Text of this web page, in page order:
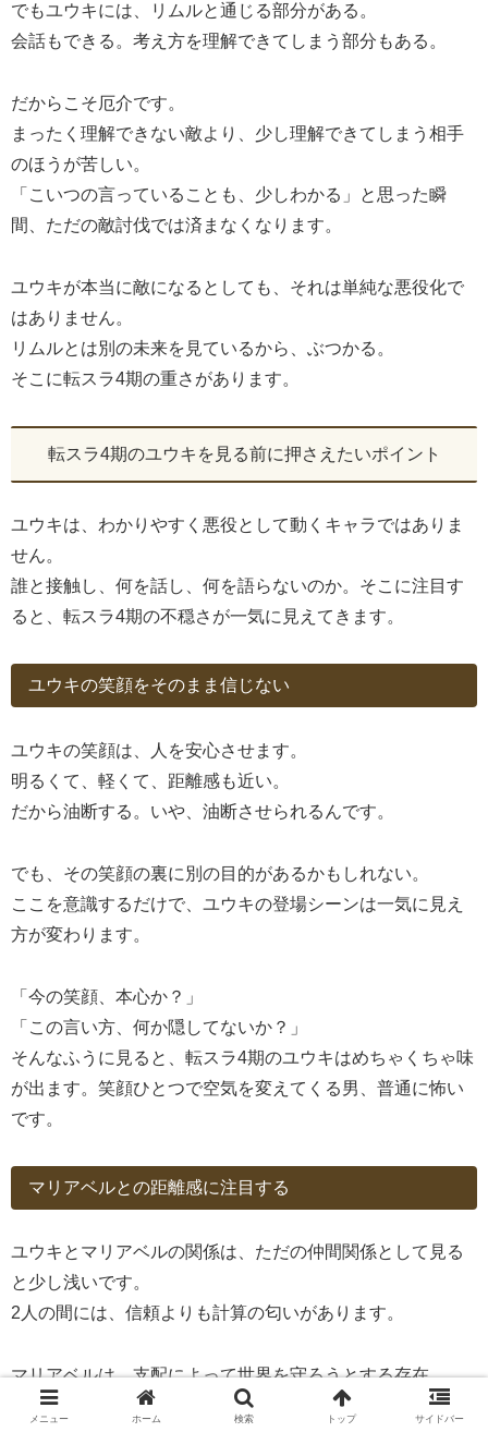
でもユウキには、リムルと通じる部分がある。
会話もできる。考え方を理解できてしまう部分もある。
だからこそ厄介です。
まったく理解できない敵より、少し理解できてしまう相手
のほうが苦しい。
「こいつの言っていることも、少しわかる」と思った瞬
間、ただの敵討伐では済まなくなります。
ユウキが本当に敵になるとしても、それは単純な悪役化で
はありません。
リムルとは別の未来を見ているから、ぶつかる。
そこに転スラ4期の重さがあります。
転スラ4期のユウキを見る前に押さえたいポイント
ユウキは、わかりやすく悪役として動くキャラではありま
せん。
誰と接触し、何を話し、何を語らないのか。そこに注目す
ると、転スラ4期の不穏さが一気に見えてきます。
ユウキの笑顔をそのまま信じない
ユウキの笑顔は、人を安心させます。
明るくて、軽くて、距離感も近い。
だから油断する。いや、油断させられるんです。
でも、その笑顔の裏に別の目的があるかもしれない。
ここを意識するだけで、ユウキの登場シーンは一気に見え
方が変わります。
「今の笑顔、本心か？」
「この言い方、何か隠してないか？」
そんなふうに見ると、転スラ4期のユウキはめちゃくちゃ味
が出ます。笑顔ひとつで空気を変えてくる男、普通に怖い
です。
マリアベルとの距離感に注目する
ユウキとマリアベルの関係は、ただの仲間関係として見る
と少し浅いです。
2人の間には、信頼よりも計算の匂いがあります。
マリアベルは、支配によって世界を守ろうとする存在。
一方でユウキは、その支配構造すら利用して別の目的へ進
メニュー ホーム 検索 トップ サイドバー